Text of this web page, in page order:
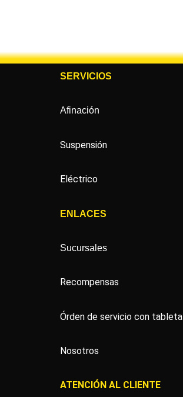
SERVICIOS
Afinación
Suspensión
Eléctrico
ENLACES
Sucursales
Recompensas
Órden de servicio con tableta
Nosotros
ATENCIÓN AL CLIENTE